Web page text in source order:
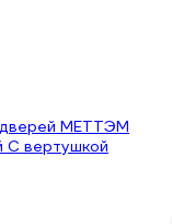
дверей МЕТТЭМ
С вертушкой